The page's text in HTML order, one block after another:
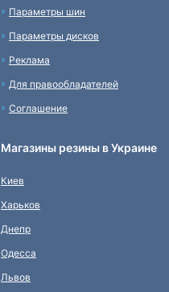
Параметры шин
Параметры дисков
Реклама
Для правообладателей
Соглашение
Магазины резины в Украине
Киев
Харьков
Днепр
Одесса
Львов